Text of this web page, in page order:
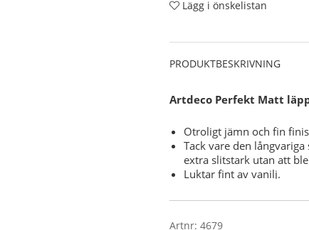
Lägg i önskelistan
PRODUKTBESKRIVNING
Artdeco Perfekt Matt
Otroligt jämn och fin
Tack vare den
extra slitstark utan att
Luktar fint av vanilj.
En krämig, mjuk hud
Artnr: 4679